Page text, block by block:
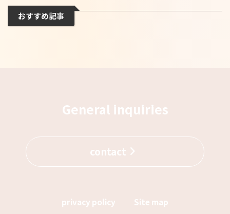
おすすめ記事
General inquiries
contact
privacy policy Site map